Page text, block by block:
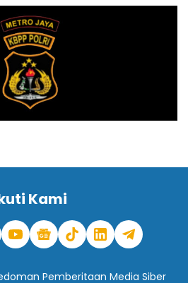
Kami
Pemberitaan Media Siber